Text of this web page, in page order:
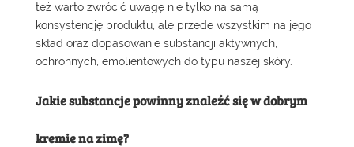
też warto zwrócić uwagę nie tylko na samą
konsystencję produktu, ale przede wszystkim na jego
skład oraz dopasowanie substancji aktywnych,
ochronnych, emolientowych do typu naszej skóry.
Jakie substancje powinny znaleźć się w dobrym
kremie na zimę?